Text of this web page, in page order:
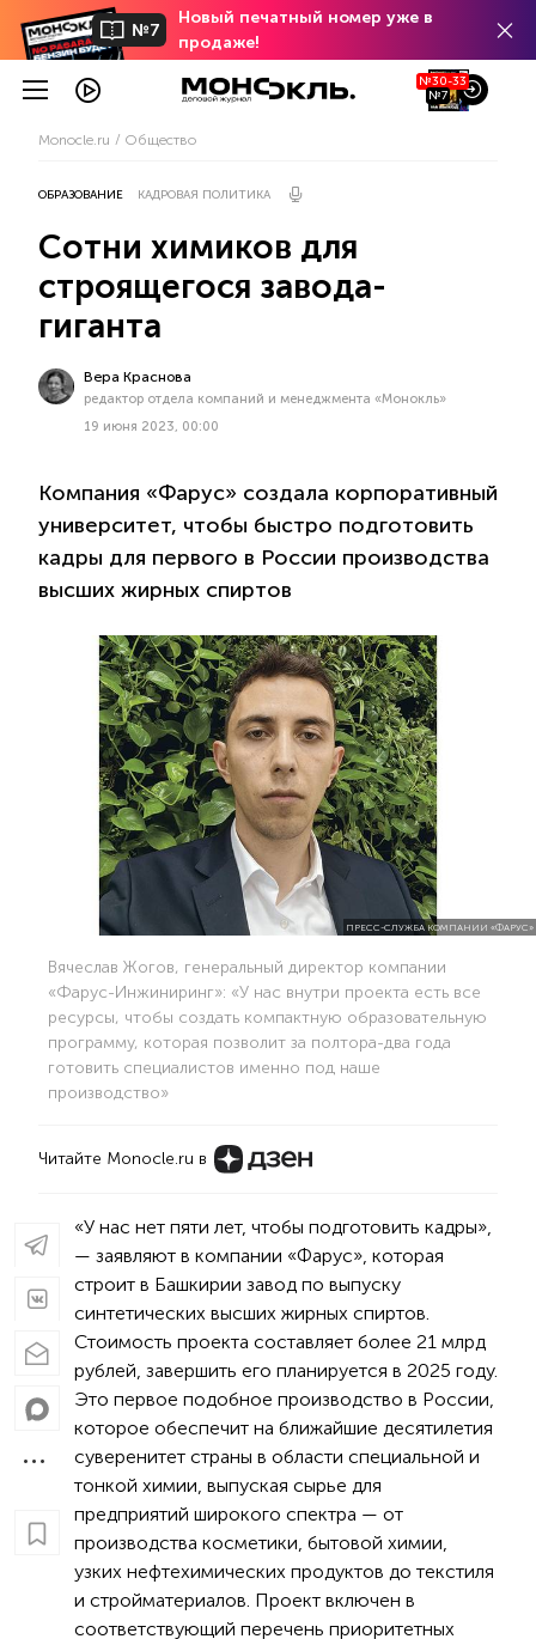
№7
Новый печатный номер уже в
продаже!
№30-33
№7
Monocle.ru Общество
ОБРАЗОВАНИЕ КАДРОВАЯ ПОЛИТИКА
Сотни химиков для
строящегося завода-
гиганта
Вера Краснова
редактор отдела компаний и менеджмента «Монокль»
19 июня 2023, 00:00
Компания «Фарус» создала корпоративный
университет, чтобы быстро подготовить
кадры для первого в России производства
высших жирных спиртов
ПРЕСС-СЛУЖБА КОМПАНИИ «ФАРУС»
Вячеслав Жогов, генеральный директор компании
«Фарус-Инжиниринг»: «У нас внутри проекта есть все
ресурсы, чтобы создать компактную образовательную
программу, которая позволит за полтора-два года
готовить специалистов именно под наше
производство»
Читайте Monocle.ru в
«У нас нет пяти лет, чтобы подготовить кадры»,
— заявляют в компании «Фарус», которая
строит в Башкирии завод по выпуску
синтетических высших жирных спиртов.
Стоимость проекта составляет более 21 млрд
рублей, завершить его планируется в 2025 году.
Это первое подобное производство в России,
которое обеспечит на ближайшие десятилетия
суверенитет страны в области специальной и
тонкой химии, выпуская сырье для
предприятий широкого спектра — от
производства косметики, бытовой химии,
узких нефтехимических продуктов до текстиля
и стройматериалов. Проект включен в
соответствующий перечень приоритетных